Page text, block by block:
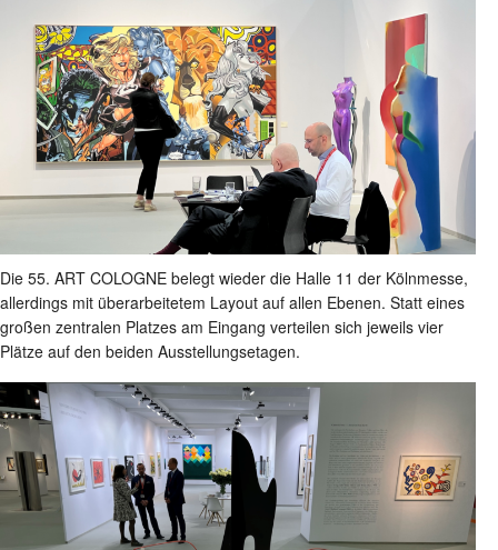
Die 55. ART COLOGNE belegt wieder die Halle 11 der Kölnmesse,
allerdings mit überarbeitetem Layout auf allen Ebenen. Statt eines
großen zentralen Platzes am Eingang verteilen sich jeweils vier
Plätze auf den beiden Ausstellungsetagen.